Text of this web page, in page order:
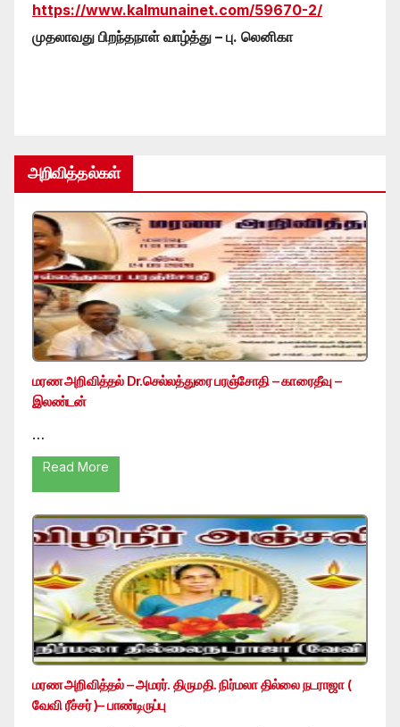
https://www.kalmunainet.com/59670-2/
முதலாவது பிறந்தநாள் வாழ்த்து – பு. லெனிகா
அறிவித்தல்கள்
மரண அறிவித்தல் Dr.செல்லத்துரை பரஞ்சோதி – காரைதீவு –
இலண்டன்
…
Read More
மரண அறிவித்தல் – அமரர். திருமதி. நிர்மலா தில்லை நடராஜா (
வேவி ரீச்சர் )– பாண்டிருப்பு